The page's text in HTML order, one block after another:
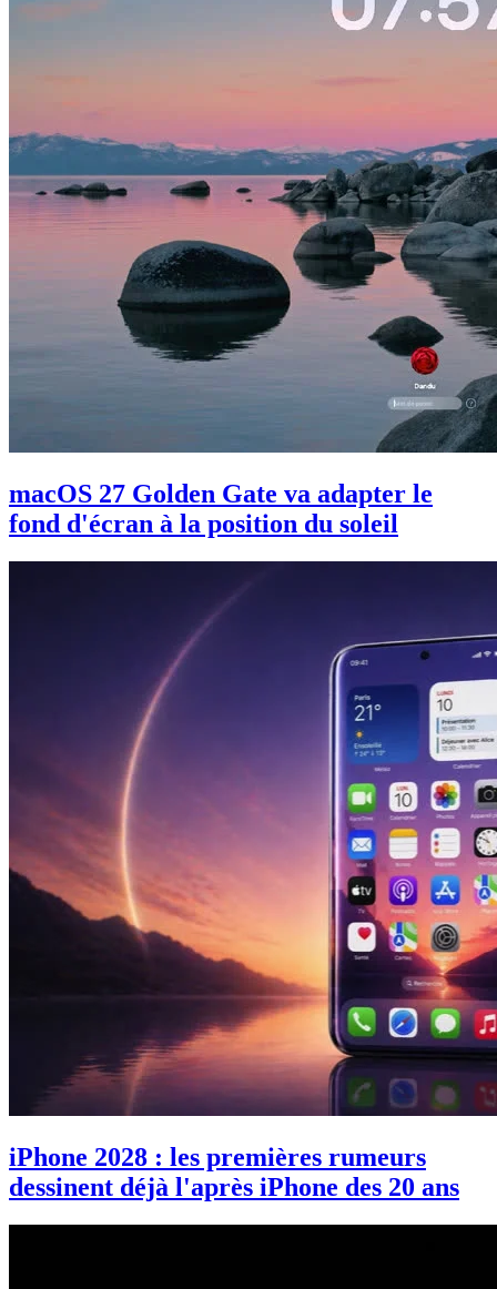
macOS 27 Golden Gate va adapter le
fond d'écran à la position du soleil
iPhone 2028 : les premières rumeurs
dessinent déjà l'après iPhone des 20 ans